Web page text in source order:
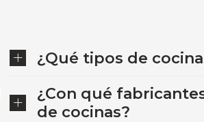
¿Qué tipos de
¿Con qué
de cocinas?